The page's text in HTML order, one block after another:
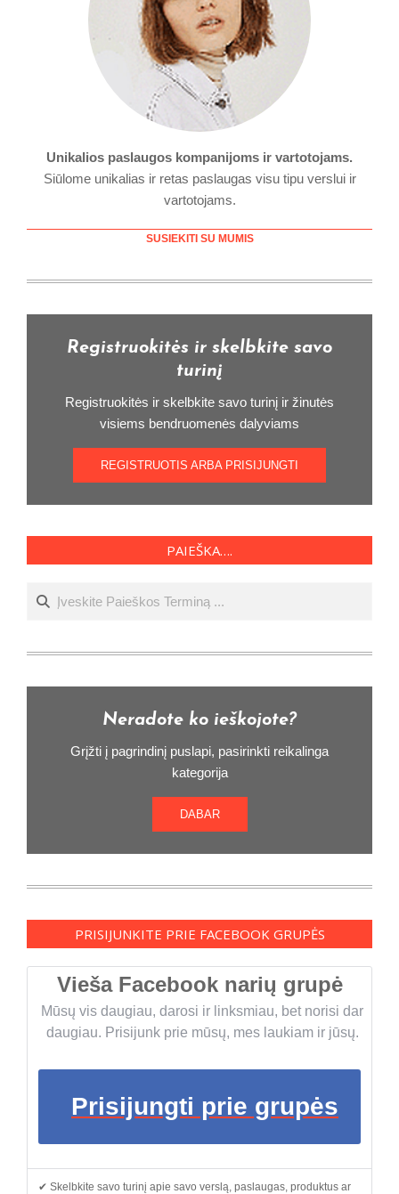
Unikalios paslaugos kompanijoms ir vartotojams.
Siūlome unikalias ir retas paslaugas visu tipu verslui ir
vartotojams.
SUSIEKITI SU MUMIS
Registruokitės ir skelbkite savo
turinį
Registruokitės ir skelbkite savo turinį ir žinutės
visiems bendruomenės dalyviams
REGISTRUOTIS ARBA PRISIJUNGTI
PAIEŠKA….
Ieškoti
Neradote ko ieškojote?
Grįžti į pagrindinį puslapi, pasirinkti reikalinga
kategorija
DABAR
PRISIJUNKITE PRIE FACEBOOK GRUPĖS
Vieša Facebook narių grupė
Mūsų vis daugiau, darosi ir linksmiau, bet norisi dar
daugiau. Prisijunk prie mūsų, mes laukiam ir jūsų.
Prisijungti prie grupės
✔ Skelbkite savo turinį apie savo verslą, paslaugas, produktus ar